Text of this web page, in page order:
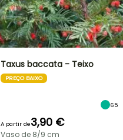
Taxus baccata - Teixo
PREÇO BAIXO
65
A partir de3,90 €
Vaso de 8/9 cm